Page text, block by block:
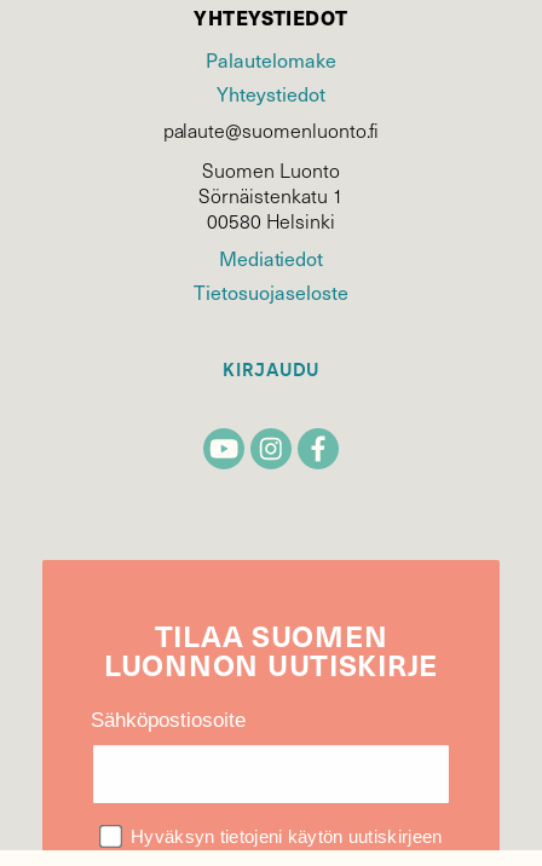
YHTEYSTIEDOT
Palautelomake
Yhteystiedot
palaute@suomenluonto.fi
Suomen Luonto
Sörnäistenkatu 1
00580 Helsinki
Mediatiedot
Tietosuojaseloste
KIRJAUDU
TILAA SUOMEN
LUONNON UUTIS­KIRJE
Sähköpostiosoite
Hyväksyn tietojeni käytön uutiskirjeen